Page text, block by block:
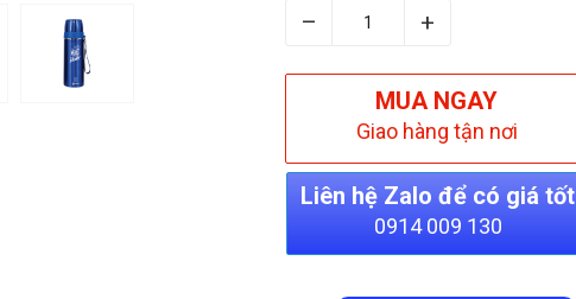
– +
MUA NGAY
Giao hàng tận nơi
Liên hệ Zalo để có giá tốt
0914 009 130